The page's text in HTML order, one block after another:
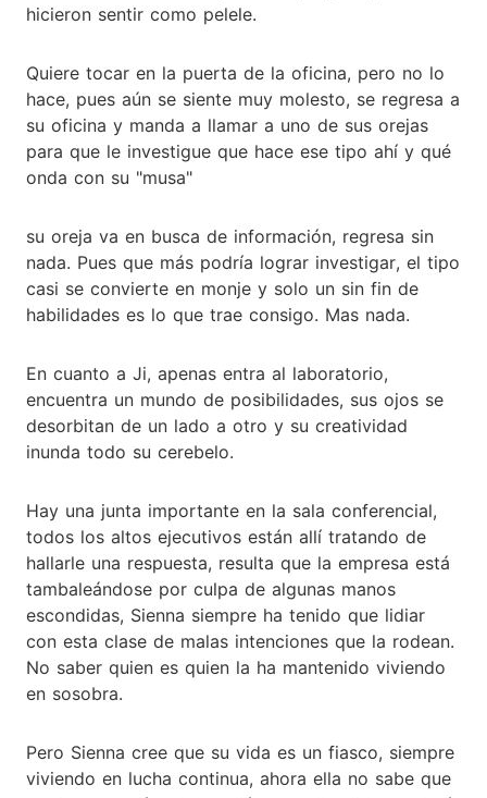
hicieron sentir como pelele.
Quiere tocar en la puerta de la oficina, pero no lo
hace, pues aún se siente muy molesto, se regresa a
su oficina y manda a llamar a uno de sus orejas
para que le investigue que hace ese tipo ahí y qué
onda con su "musa"
su oreja va en busca de información, regresa sin
nada. Pues que más podría lograr investigar, el tipo
casi se convierte en monje y solo un sin fin de
habilidades es lo que trae consigo. Mas nada.
En cuanto a Ji, apenas entra al laboratorio,
encuentra un mundo de posibilidades, sus ojos se
desorbitan de un lado a otro y su creatividad
inunda todo su cerebelo.
Hay una junta importante en la sala conferencial,
todos los altos ejecutivos están allí tratando de
hallarle una respuesta, resulta que la empresa está
tambaleándose por culpa de algunas manos
escondidas, Sienna siempre ha tenido que lidiar
con esta clase de malas intenciones que la rodean.
No saber quien es quien la ha mantenido viviendo
en sosobra.
Pero Sienna cree que su vida es un fiasco, siempre
viviendo en lucha continua, ahora ella no sabe que